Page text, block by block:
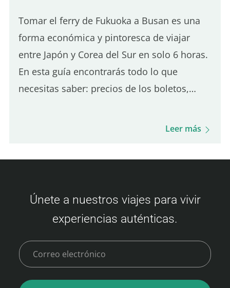
Tomar el ferry de Fukuoka a Busan es una
forma económica y pintoresca de viajar
entre Japón y Corea del Sur en solo 6 horas.
En esta guía encontrarás todo lo que
necesitas saber: precios de los boletos,
experiencia a bordo, opciones de comida y
Busan) Los precios de los boletos varían
según la disponibilidad y la clase. Aquí
tienes un resumen de las tarifas: Clase
Económica Adulto: 3,500 – 9,000 JPY Niño
(6–11 años): 6,000…
Leer más
Únete a nuestros viajes para vivir
experiencias auténticas.